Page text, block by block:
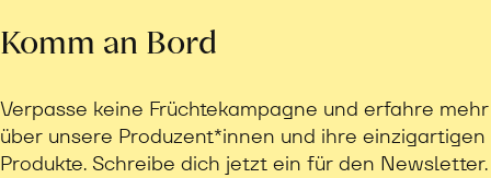
Komm an Bord
Verpasse keine Früchtekampagne und erfahre mehr
über unsere Produzent*innen und ihre einzigartigen
Produkte. Schreibe dich jetzt ein für den Newsletter.